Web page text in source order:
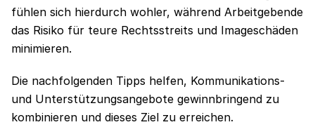
fühlen sich hierdurch wohler, während Arbeitgebende
das Risiko für teure Rechtsstreits und Imageschäden
minimieren.
Die nachfolgenden Tipps helfen, Kommunikations-
und Unterstützungsangebote gewinnbringend zu
kombinieren und dieses Ziel zu erreichen.